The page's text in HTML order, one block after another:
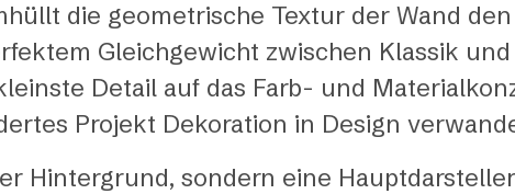
die geometrische Textur der Wand
Gleichgewicht zwischen Klassik
Detail auf das Farb- und
Projekt Dekoration in Design
Hintergrund, sondern eine